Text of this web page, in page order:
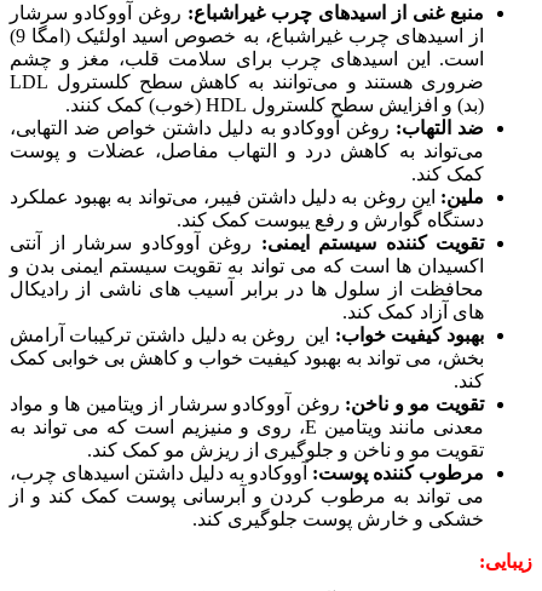
منبع غنی از اسیدهای چرب غیراشباع: روغن آووکادو سرشار
از اسیدهای چرب غیراشباع، به خصوص اسید اولئیک (امگا 9)
است. این اسیدهای چرب برای سلامت قلب، مغز و چشم
ضروری هستند و می‌توانند به کاهش سطح کلسترول LDL
(بد) و افزایش سطح کلسترول HDL (خوب) کمک کنند.
ضد التهاب: روغن آووکادو به دلیل داشتن خواص ضد التهابی،
می‌تواند به کاهش درد و التهاب مفاصل، عضلات و پوست
کمک کند.
ملین: این روغن به دلیل داشتن فیبر، می‌تواند به بهبود عملکرد
دستگاه گوارش و رفع یبوست کمک کند.
تقویت کننده سیستم ایمنی: روغن آووکادو سرشار از آنتی
اکسیدان ها است که می تواند به تقویت سیستم ایمنی بدن و
محافظت از سلول ها در برابر آسیب های ناشی از رادیکال
های آزاد کمک کند.
بهبود کیفیت خواب: این روغن به دلیل داشتن ترکیبات آرامش
بخش، می تواند به بهبود کیفیت خواب و کاهش بی خوابی کمک
کند.
تقویت مو و ناخن: روغن آووکادو سرشار از ویتامین ها و مواد
معدنی مانند ویتامین E، روی و منیزیم است که می تواند به
تقویت مو و ناخن و جلوگیری از ریزش مو کمک کند.
مرطوب کننده پوست: آووکادو به دلیل داشتن اسیدهای چرب،
می تواند به مرطوب کردن و آبرسانی پوست کمک کند و از
خشکی و خارش پوست جلوگیری کند.
زیبایی: